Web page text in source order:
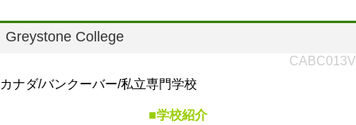
Greystone College
CABC013V
カナダ/バンクーバー/私立専門学校
■学校紹介